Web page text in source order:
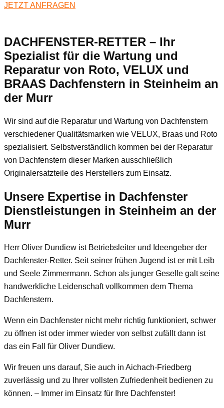
JETZT ANFRAGEN
DACHFENSTER-RETTER – Ihr
Spezialist für die Wartung und
Reparatur von Roto, VELUX und
BRAAS Dachfenstern in Steinheim an
der Murr
Wir sind auf die Reparatur und Wartung von Dachfenstern
verschiedener Qualitätsmarken wie VELUX, Braas und Roto
spezialisiert. Selbstverständlich kommen bei der Reparatur
von Dachfenstern dieser Marken ausschließlich
Originalersatzteile des Herstellers zum Einsatz.
Unsere Expertise in Dachfenster
Dienstleistungen in Steinheim an der
Murr
Herr Oliver Dundiew ist Betriebsleiter und Ideengeber der
Dachfenster-Retter. Seit seiner frühen Jugend ist er mit Leib
und Seele Zimmermann. Schon als junger Geselle galt seine
handwerkliche Leidenschaft vollkommen dem Thema
Dachfenstern.
Wenn ein Dachfenster nicht mehr richtig funktioniert, schwer
zu öffnen ist oder immer wieder von selbst zufällt dann ist
das ein Fall für Oliver Dundiew.
Wir freuen uns darauf, Sie auch in Aichach-Friedberg
zuverlässig und zu Ihrer vollsten Zufriedenheit bedienen zu
können. – Immer im Einsatz für Ihre Dachfenster!